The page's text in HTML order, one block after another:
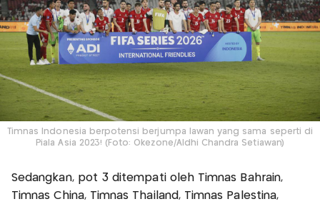
Timnas Indonesia berpotensi berjumpa lawan yang sama seperti di
Piala Asia 2023! (Foto: Okezone/Aldhi Chandra Setiawan)
Sedangkan, pot 3 ditempati oleh Timnas Bahrain,
Timnas China, Timnas Thailand, Timnas Palestina,